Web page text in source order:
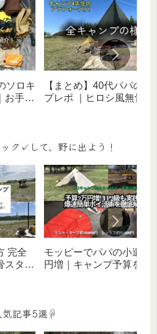
ソロキ
お手頃
【まとめ】40代パパのキ
プレポ ｜ヒロシ風無骨ス
ク✓して、野に出よう！
完全
スタイ
モッピーでパパの小遣い
円増｜キャンプ予算を増
記事5選☟